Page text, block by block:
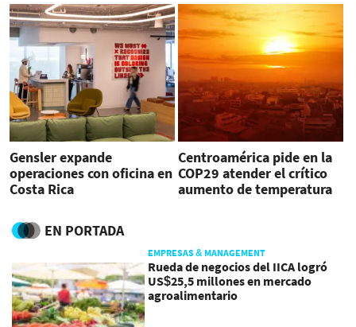
Gensler expande
operaciones con oficina en
Costa Rica
Centroamérica pide en la
COP29 atender el crítico
aumento de temperatura
EN PORTADA
EMPRESAS & MANAGEMENT
Rueda de negocios del IICA logró
US$25,5 millones en mercado
agroalimentario